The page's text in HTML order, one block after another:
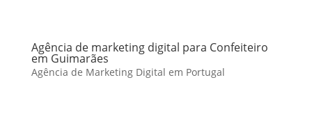
Agência de marketing digital para Confeiteiro
em Guimarães
Agência de Marketing Digital em Portugal